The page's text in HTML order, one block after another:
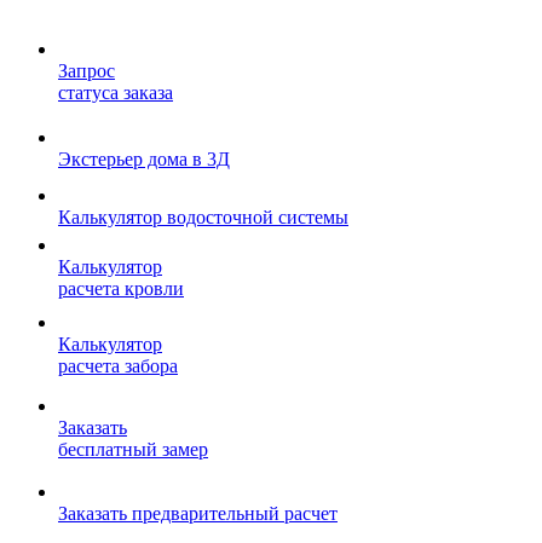
Запрос
статуса заказа
Экстерьер дома в 3Д
Калькулятор водосточной системы
Калькулятор
расчета кровли
Калькулятор
расчета забора
Заказать
бесплатный замер
Заказать предварительный расчет